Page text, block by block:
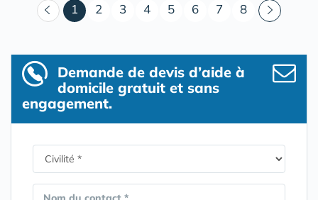
1 (courant)
2 3 4 5 6 7 8
Demande de devis d’aide à
domicile gratuit et sans
engagement.